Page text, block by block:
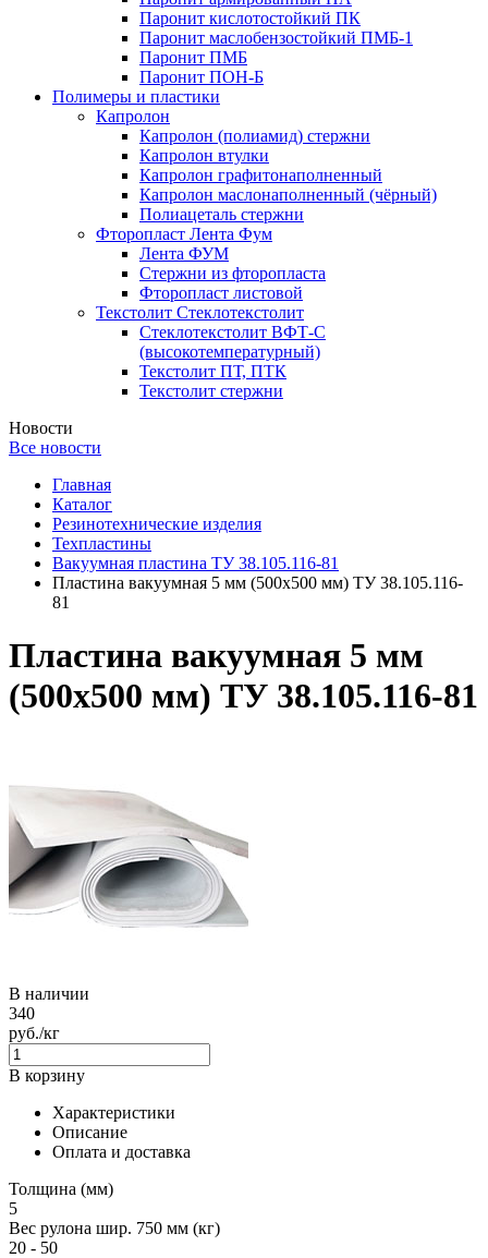
Паронит кислотостойкий ПК
Паронит маслобензостойкий ПМБ-1
Паронит ПМБ
Паронит ПОН-Б
Полимеры и пластики
Капролон
Капролон (полиамид) стержни
Капролон втулки
Капролон графитонаполненный
Капролон маслонаполненный (чёрный)
Полиацеталь стержни
Фторопласт Лента Фум
Лента ФУМ
Стержни из фторопласта
Фторопласт листовой
Текстолит Стеклотекстолит
Стеклотекстолит ВФТ-С
(высокотемпературный)
Текстолит ПТ, ПТК
Текстолит стержни
Новости
Все новости
Главная
Каталог
Резинотехнические изделия
Техпластины
Вакуумная пластина ТУ 38.105.116-81
Пластина вакуумная 5 мм (500х500 мм) ТУ 38.105.116-
81
Пластина вакуумная 5 мм
(500х500 мм) ТУ 38.105.116-81
В наличии
340
руб./кг
В корзину
Характеристики
Описание
Оплата и доставка
Толщина (мм)
5
Вес рулона шир. 750 мм (кг)
20 - 50